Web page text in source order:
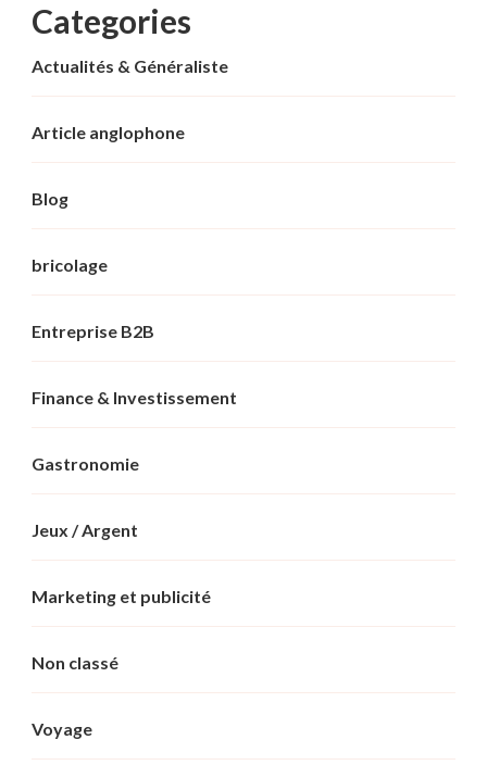
Categories
Actualités & Généraliste
Article anglophone
Blog
bricolage
Entreprise B2B
Finance & Investissement
Gastronomie
Jeux / Argent
Marketing et publicité
Non classé
Voyage